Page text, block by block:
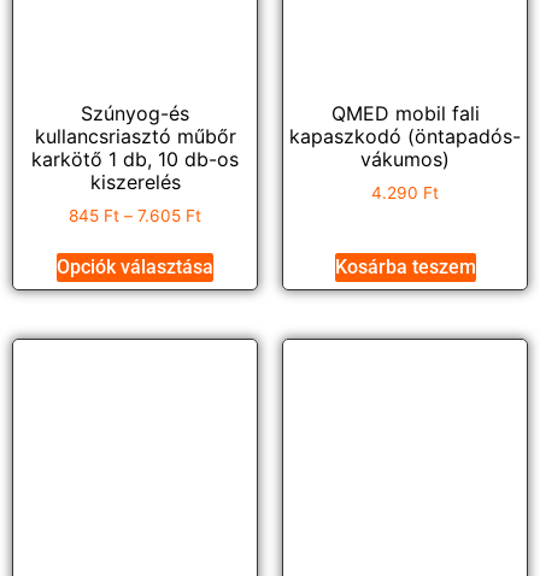
Szúnyog-és
kullancsriasztó műbőr
karkötő 1 db, 10 db-os
kiszerelés
845 Ft – 7.605 Ft
Opciók választása
QMED mobil fali
kapaszkodó (öntapadós-
vákumos)
4.290 Ft
Kosárba teszem